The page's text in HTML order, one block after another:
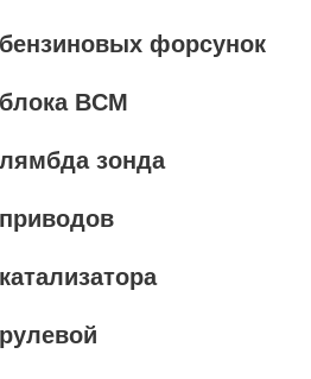
форсунок
BCM
зонда